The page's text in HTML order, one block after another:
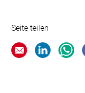
Seite teilen